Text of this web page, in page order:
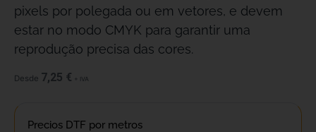
pixels por polegada ou em vetores, e devem
estar no modo CMYK para garantir uma
reprodução precisa das cores.
Desde 7,25 € + IVA
Precios DTF por metros